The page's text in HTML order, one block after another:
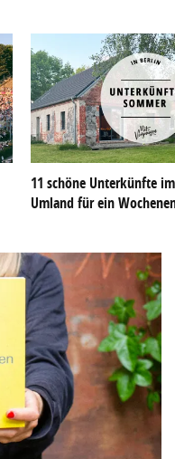
11 schöne Unterkünfte
Umland für ein